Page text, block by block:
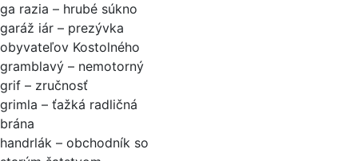
ga razia – hrubé súkno
garáž iár – prezývka
obyvateľov Kostolného
gramblavý – nemotorný
grif – zručnosť
grimla – ťažká radličná
brána
handrlák – obchodník so